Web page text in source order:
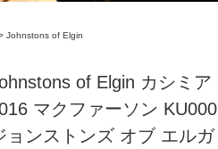
Johnstons of Elgin
of Elgin カシミア
マクファーソン KU000
ョンストンズ オブ エルガ